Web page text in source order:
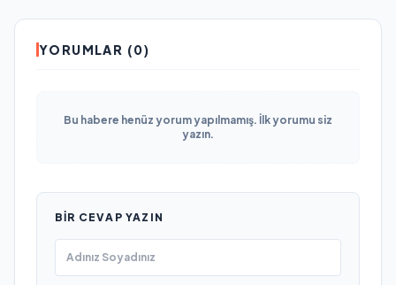
YORUMLAR (0)
Bu habere henüz yorum yapılmamış. İlk yorumu siz
yazın.
BIR CEVAP YAZIN